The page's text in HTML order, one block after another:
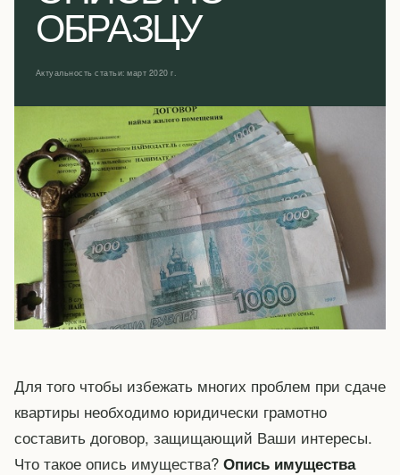
ОБРАЗЦУ
Актуальность статьи: март 2020 г.
Для того чтобы избежать многих проблем при сдаче
квартиры необходимо юридически грамотно
составить договор, защищающий Ваши интересы.
Что такое опись имущества? Опись имущества